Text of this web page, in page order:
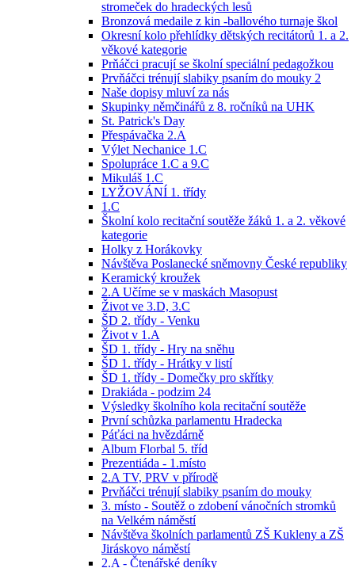
stromeček do hradeckých lesů
Bronzová medaile z kin -ballového turnaje škol
Okresní kolo přehlídky dětských recitátorů 1. a 2.
věkové kategorie
Prňáčci pracují se školní speciální pedagožkou
Prvňáčci trénují slabiky psaním do mouky 2
Naše dopisy mluví za nás
Skupinky němčinářů z 8. ročníků na UHK
St. Patrick's Day
Přespávačka 2.A
Výlet Nechanice 1.C
Spolupráce 1.C a 9.C
Mikuláš 1.C
LYŽOVÁNÍ 1. třídy
1.C
Školní kolo recitační soutěže žáků 1. a 2. věkové
kategorie
Holky z Horákovky
Návštěva Poslanecké sněmovny České republiky
Keramický kroužek
2.A Učíme se v maskách Masopust
Život ve 3.D, 3.C
ŠD 2. třídy - Venku
Život v 1.A
ŠD 1. třídy - Hry na sněhu
ŠD 1. třídy - Hrátky v listí
ŠD 1. třídy - Domečky pro skřítky
Drakiáda - podzim 24
Výsledky školního kola recitační soutěže
První schůzka parlamentu Hradecka
Páťáci na hvězdárně
Album Florbal 5. tříd
Prezentiáda - 1.místo
2.A TV, PRV v přírodě
Prvňáčci trénují slabiky psaním do mouky
3. místo - Soutěž o zdobení vánočních stromků
na Velkém náměstí
Návštěva školních parlamentů ZŠ Kukleny a ZŠ
Jiráskovo náměstí
2.A - Čtenářské deníky